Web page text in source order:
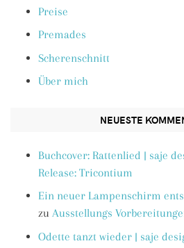
Preise
Premades
Scherenschnitt
Über mich
NEUESTE
Buchcover: Rattenlied | saje
Release: Tricontium
Ein neuer Lampenschirm
zu Ausstellungs
Odette tanzt wieder | saje